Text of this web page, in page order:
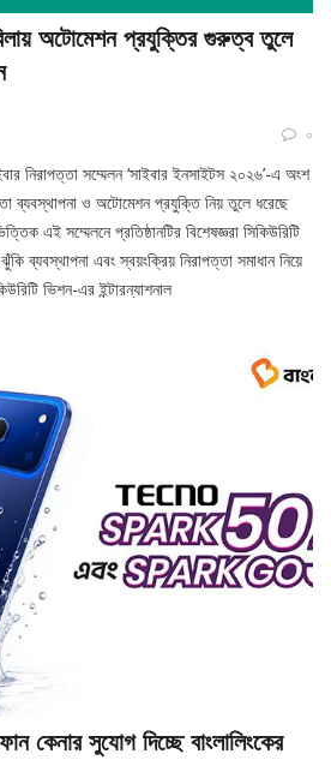
অটোমেশন প্রযুক্তির গুরুত্ব তুলে
০
নিরাপত্তা সম্মেলন ‘সাইবার ইনসাইটস ২০২৬’-এ অংশ
ব্যবস্থাপনা ও অটোমেশন প্রযুক্তি নিয় তুলে ধরেছে
এই সম্মেলনে প্রতিষ্ঠানটির বিশেষজ্ঞরা সিকিউরিটি
ব্যবস্থাপনা এবং স্বয়ংক্রিয় নিরাপত্তা সমাধান নিয়ে
ভিশন-এর ইন্টারন্যাশনাল
কেনার সুযোগ দিচ্ছে বাংলালিংকের